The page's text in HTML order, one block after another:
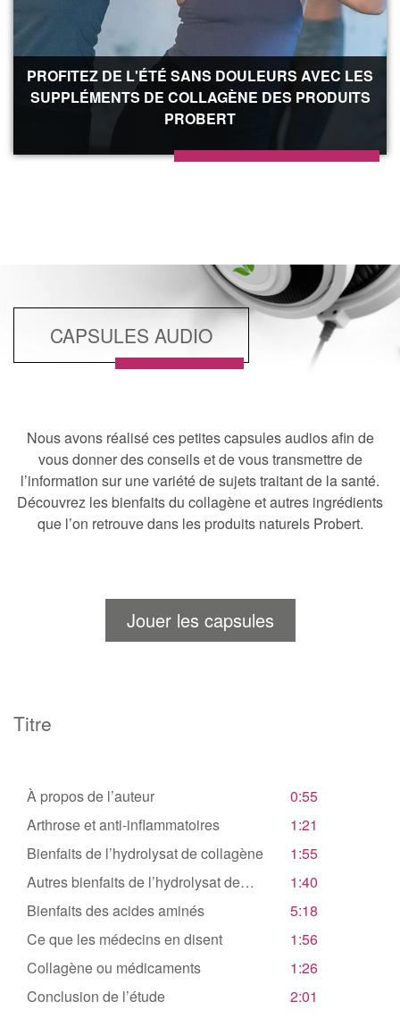
PROFITEZ DE L'ÉTÉ SANS DOULEURS AVEC LES
SUPPLÉMENTS DE COLLAGÈNE DES PRODUITS
PROBERT
CAPSULES AUDIO
Nous avons réalisé ces petites capsules audios afin de
vous donner des conseils et de vous transmettre de
l’information sur une variété de sujets traitant de la santé.
Découvrez les bienfaits du collagène et autres ingrédients
que l’on retrouve dans les produits naturels Probert.
Jouer les capsules
Titre
À propos de l’auteur
0:55
Arthrose et anti-inflammatoires
1:21
Bienfaits de l’hydrolysat de collagène
1:55
Autres bienfaits de l’hydrolysat de…
1:40
Bienfaits des acides aminés
5:18
Ce que les médecins en disent
1:56
Collagène ou médicaments
1:26
Conclusion de l’étude
2:01